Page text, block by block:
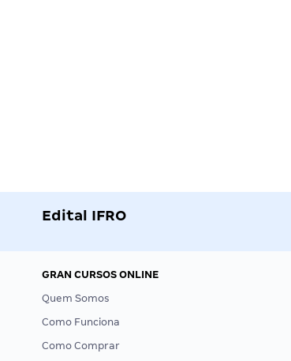
Edital IFRO
GRAN CURSOS ONLINE
Quem Somos
Como Funciona
Como Comprar